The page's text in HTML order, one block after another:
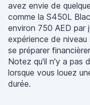
avez envie de
comme la S450L
environ 750 AED par
expérience de
se préparer
Notez qu'il n'y a pas
lorsque vous louez
durée.